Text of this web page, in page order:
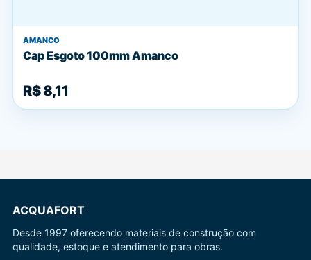
AMANCO
Cap Esgoto 100mm Amanco
R$ 8,11
ACQUAFORT
Desde 1997 oferecendo materiais de construção com
qualidade, estoque e atendimento para obras.